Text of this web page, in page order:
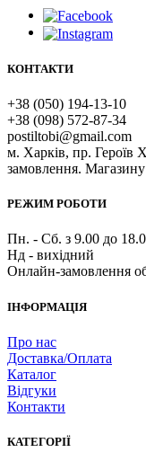
КОНТАКТИ
+38 (050) 194-13-10
+38 (098) 572-87-34
postiltobi@gmail.com
м. Харків, пр. Героїв
замовлення.
РЕЖИМ РОБОТИ
Пн. - Сб. з 9.00 до
Нд - вихідний
Онлайн-замовлення
ІНФОРМАЦІЯ
Про нас
Доставка/Оплата
Каталог
Відгуки
Контакти
КАТЕГОРІЇ